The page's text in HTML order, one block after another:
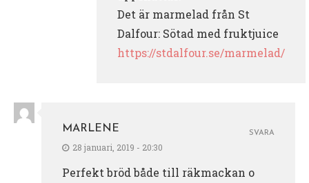
Det är marmelad från St
Dalfour: Sötad med fruktjuice
https://stdalfour.se/marmelad/
MARLENE
28 januari, 2019 - 20:30
Perfekt bröd både till räkmackan o
SVARA